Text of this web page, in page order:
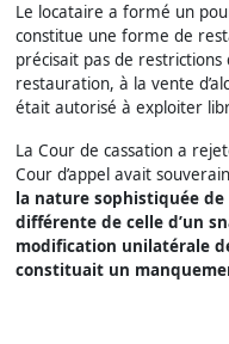
Le locataire a formé un
constitue une forme de
précisait pas de
restauration, à la vente
était autorisé à exploiter
La Cour de cassation a
Cour d’appel avait
la nature sophistiquée
différente de celle d’un
modification unilatérale
constituait un